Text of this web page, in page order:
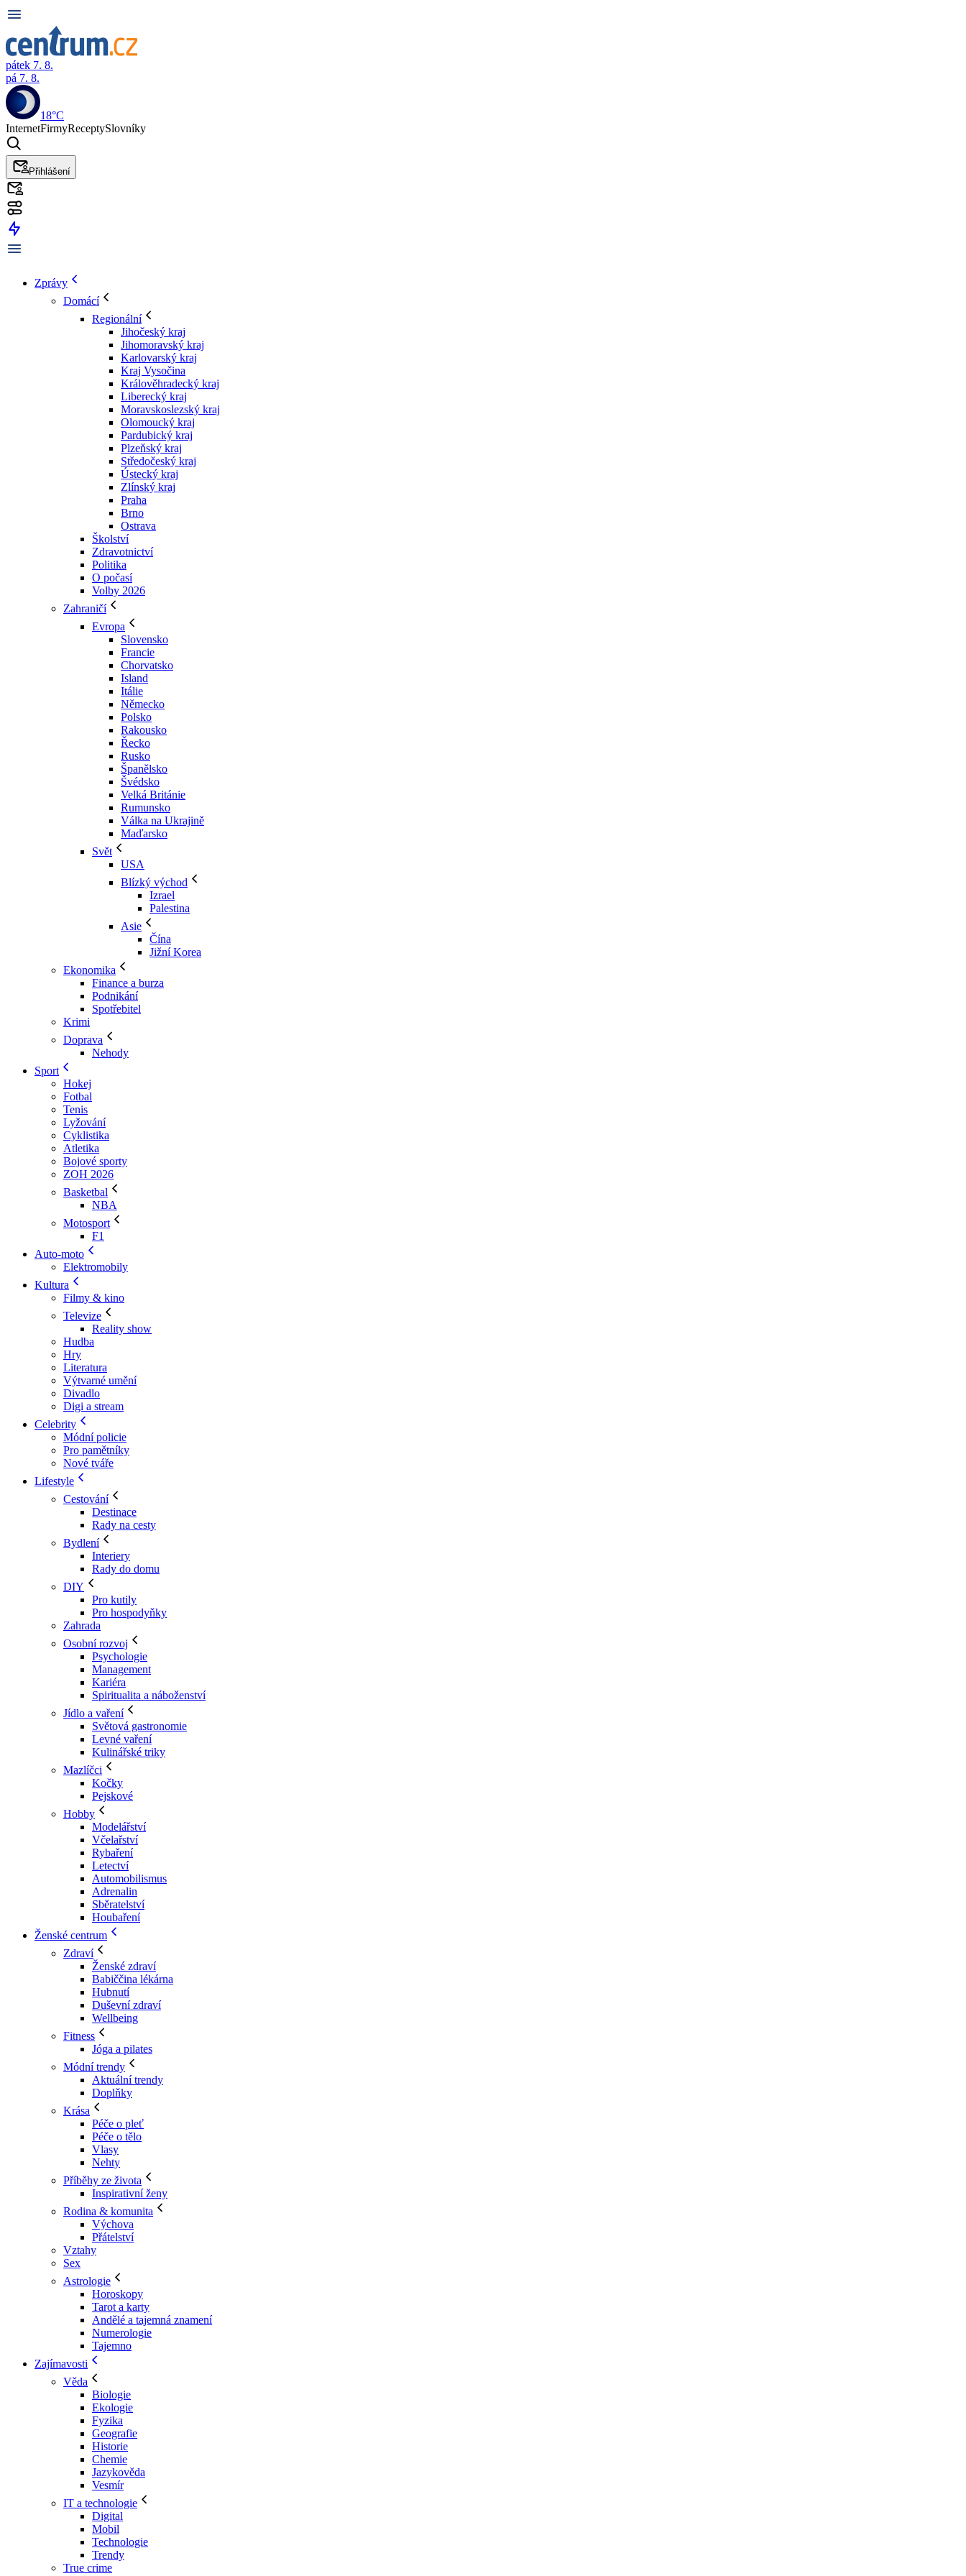
pátek 7. 8.
pá 7. 8.
18°C
InternetFirmyReceptySlovníky
Přihlášení
Zprávy
Domácí
Regionální
Jihočeský kraj
Jihomoravský kraj
Karlovarský kraj
Kraj Vysočina
Králověhradecký kraj
Liberecký kraj
Moravskoslezský kraj
Olomoucký kraj
Pardubický kraj
Plzeňský kraj
Středočeský kraj
Ústecký kraj
Zlínský kraj
Praha
Brno
Ostrava
Školství
Zdravotnictví
Politika
O počasí
Volby 2026
Zahraničí
Evropa
Slovensko
Francie
Chorvatsko
Island
Itálie
Německo
Polsko
Rakousko
Řecko
Rusko
Španělsko
Švédsko
Velká Británie
Rumunsko
Válka na Ukrajině
Maďarsko
Svět
USA
Blízký východ
Izrael
Palestina
Asie
Čína
Jižní Korea
Ekonomika
Finance a burza
Podnikání
Spotřebitel
Krimi
Doprava
Nehody
Sport
Hokej
Fotbal
Tenis
Lyžování
Cyklistika
Atletika
Bojové sporty
ZOH 2026
Basketbal
NBA
Motosport
F1
Auto-moto
Elektromobily
Kultura
Filmy & kino
Televize
Reality show
Hudba
Hry
Literatura
Výtvarné umění
Divadlo
Digi a stream
Celebrity
Módní policie
Pro pamětníky
Nové tváře
Lifestyle
Cestování
Destinace
Rady na cesty
Bydlení
Interiery
Rady do domu
DIY
Pro kutily
Pro hospodyňky
Zahrada
Osobní rozvoj
Psychologie
Management
Kariéra
Spiritualita a náboženství
Jídlo a vaření
Světová gastronomie
Levné vaření
Kulinářské triky
Mazlíčci
Kočky
Pejskové
Hobby
Modelářství
Včelařství
Rybaření
Letectví
Automobilismus
Adrenalin
Sběratelství
Houbaření
Ženské centrum
Zdraví
Ženské zdraví
Babiččina lékárna
Hubnutí
Duševní zdraví
Wellbeing
Fitness
Jóga a pilates
Módní trendy
Aktuální trendy
Doplňky
Krása
Péče o pleť
Péče o tělo
Vlasy
Nehty
Příběhy ze života
Inspirativní ženy
Rodina & komunita
Výchova
Přátelství
Vztahy
Sex
Astrologie
Horoskopy
Tarot a karty
Andělé a tajemná znamení
Numerologie
Tajemno
Zajímavosti
Věda
Biologie
Ekologie
Fyzika
Geografie
Historie
Chemie
Jazykověda
Vesmír
IT a technologie
Digital
Mobil
Technologie
Trendy
True crime